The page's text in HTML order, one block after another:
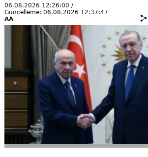
06.08.2026 12:26:00 /
Güncelleme: 06.08.2026 12:37:47
AA